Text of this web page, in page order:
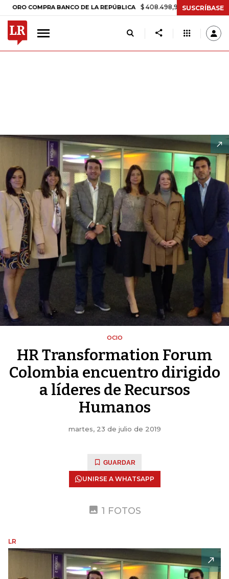
BANCO DE LA REPÚBLICA $ 408.498,97 +$ 8.753,81 +2,19%
SUSCRÍBASE
OCIO
HR Transformation Forum
Colombia encuentro dirigido
a líderes de Recursos
Humanos
martes, 23 de julio de 2019
GUARDAR
UNIRSE A WHATSAPP
1 FOTOS
LR